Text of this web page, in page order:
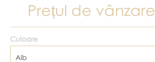
Prețul de vânzare
Culoare
Alb